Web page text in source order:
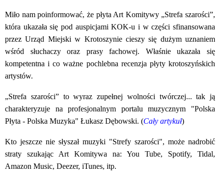
Miło nam poinformować, że płyta Art Komitywy „Strefa szarości”,
która ukazała się pod auspicjami KOK-u i w części sfinansowana
przez Urząd Miejski w Krotoszynie cieszy się dużym uznaniem
wśród słuchaczy oraz prasy fachowej. Właśnie ukazała się
kompetentna i co ważne pochlebna recenzja płyty krotoszyńskich
artystów.
„Strefa szarości” to wyraz zupełnej wolności twórczej... tak ją
charakteryzuje na profesjonalnym portalu muzycznym "Polska
Płyta - Polska Muzyka" Łukasz Dębowski. (Cały artykuł)
Kto jeszcze nie słyszał muzyki "Strefy szarości", może nadrobić
straty szukając Art Komitywa na: You Tube, Spotify, Tidal,
Amazon Music, Deezer, iTunes, itp.